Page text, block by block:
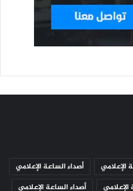
الإعلامي
أصداء الساعة الإعلامي
الإعلامي
أصداء الساعة الإعلامي